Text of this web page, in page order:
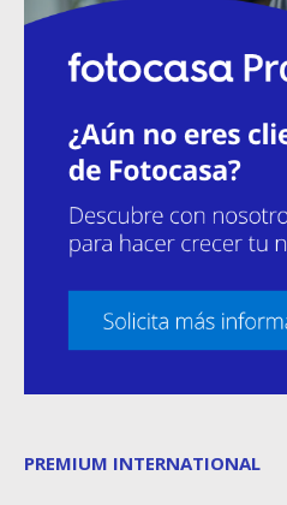
PREMIUM INTERNATIONAL